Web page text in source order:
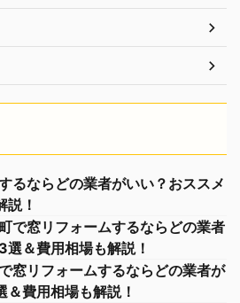
るならどの業者がいい？おススメ
！
で窓リフォームするならどの業者
＆費用相場も解説！
窓リフォームするならどの業者が
費用相場も解説！